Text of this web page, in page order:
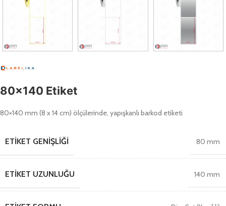
80×140 Etiket
80×140 mm (8 x 14 cm) ölçülerinde, yapışkanlı barkod etiketi
ETIKET GENIŞLIĞI 80 mm
ETIKET UZUNLUĞU 140 mm